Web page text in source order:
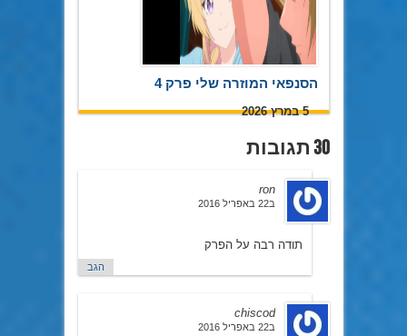
הסנפאי המוזרה שלי פרק 4
5 במרץ 2026
30 תגובות
ron
ב22 באפריל 2016
תודה רבה על הפרק
הגב
chiscod
ב22 באפריל 2016